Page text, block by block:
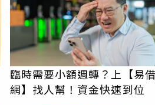
臨時需要小額週轉？上【易
網】找人幫！資金快速到位